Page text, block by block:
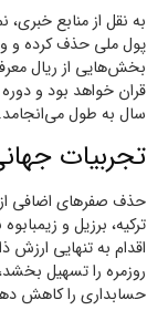
به نقل از منابع خبری،
پول ملی حذف کرده و
قران خواهد بود و دوره
سال به طول می‌انجامد.
تجربیات
حذف صفرهای اضافی
ترکیه، برزیل و
اقدام به تنهایی ارزش
روزمره را تسهیل
حسابداری را کاهش